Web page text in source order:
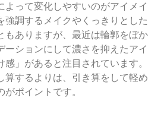
よって変化しやすいのがアイメイ
強調するメイクやくっきりとした
もありますが、最近は輪郭をぼか
ーションにして濃さを抑えたアイ
感」があると注目されています。
算するよりは、引き算をして軽め
ポイントです。